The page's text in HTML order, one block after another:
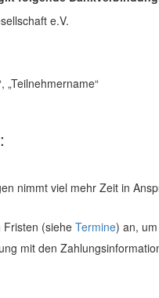
e.V.
„Teilnehmername“
nimmt viel mehr Zeit in
Fristen (siehe Termine) an,
mit den